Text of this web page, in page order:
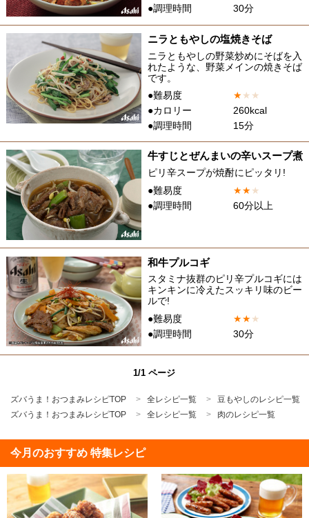
●調理時間
30分
ニラともやしの塩焼きそば
ニラともやしの野菜炒めにそばを入
れたような、野菜メインの焼きそば
です。
●難易度
★★ ★
●カロリー
260kcal
●調理時間
15分
牛すじとぜんまいの辛いスープ煮
ピリ辛スープが焼酎にピッタリ!
●難易度
★★★
●調理時間
60分以上
和牛プルコギ
スタミナ抜群のピリ辛プルコギには
キンキンに冷えたスッキリ味のビー
ルで!
●難易度
★★★
●調理時間
30分
1/1 ページ
ズバうま！おつまみレシピTOP 全レシピ一覧
豆もやしのレシピ一覧
ズバうま！おつまみレシピTOP
全レシピ一覧 肉のレシピ一覧
今月のおすすめ 特集レシピ